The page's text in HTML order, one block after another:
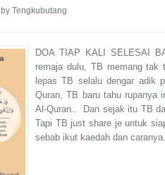
by Tengkubutang
DOA TIAP KALI SELESAI
remaja dulu, TB memang tak
lepas TB selalu dengar adik
Quran, TB baru tahu rupanya
Al-Quran.. Dan sejak itu TB
Tapi TB just share je untuk
sebab ikut kaedah dan